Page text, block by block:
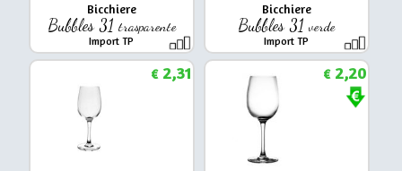
Bicchiere
Bubbles 31 trasparente
Import TP
Bicchiere
Bubbles 31verde
Import TP
€2,31 €2,20